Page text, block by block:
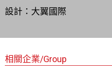
設計：大翼國際
相關企業/Group